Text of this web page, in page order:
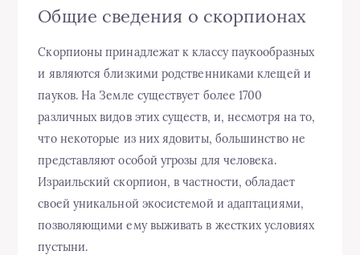
Общие сведения о скорпионах
Скорпионы принадлежат к классу паукообразных
и являются близкими родственниками клещей и
пауков. На Земле существует более 1700
различных видов этих существ, и, несмотря на то,
что некоторые из них ядовиты, большинство не
представляют особой угрозы для человека.
Израильский скорпион, в частности, обладает
своей уникальной экосистемой и адаптациями,
позволяющими ему выживать в жестких условиях
пустыни.